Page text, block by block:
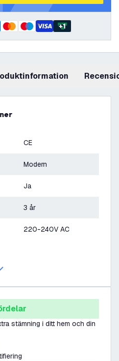
+1
CE
Modern
Ja
3 år
220-240V AC
stämning i ditt hem och din